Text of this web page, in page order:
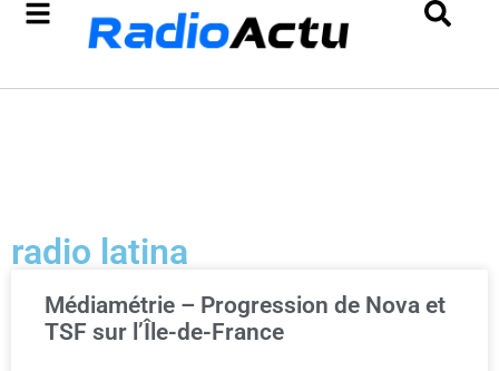
radio latina
Médiamétrie – Progression de Nova et
TSF sur l’Île-de-France